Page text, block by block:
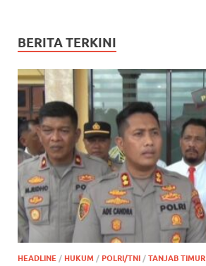
BERITA TERKINI
HEADLINE / HUKUM / POLRI/TNI / TANJAB TIMUR